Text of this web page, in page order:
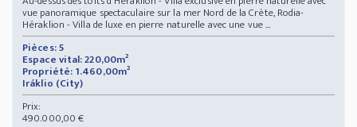
vue panoramique spectaculaire sur la mer Nord de la Crète, Rodia-
Héraklion - Villa de luxe en pierre naturelle avec une vue ...
Pièces: 5
Espace vital: 220,00m²
Propriété: 1.460,00m²
Iráklio (City)
Prix:
490.000,00 €